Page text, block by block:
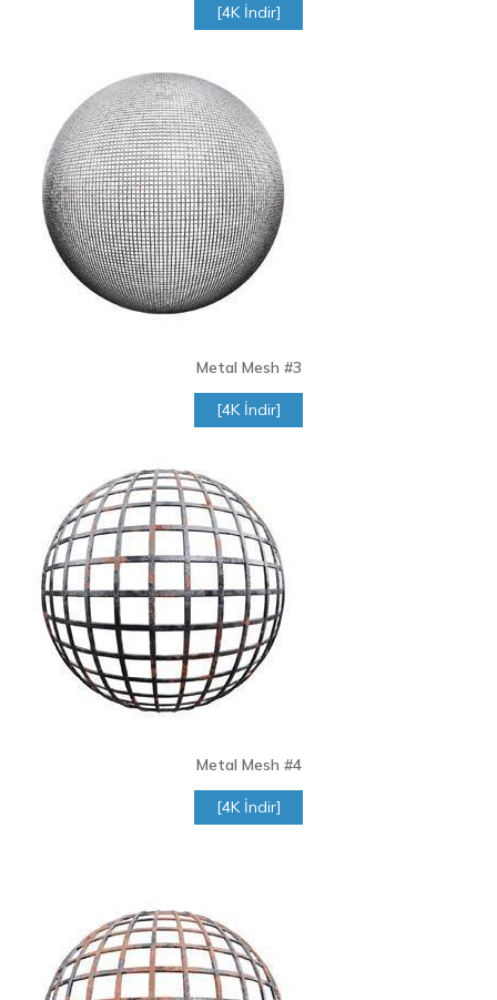
[4K İndir]
Metal Mesh #3
[4K İndir]
Metal Mesh #4
[4K İndir]